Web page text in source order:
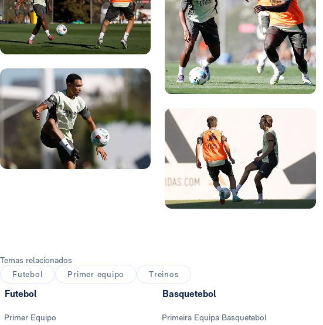
Temas relacionados
Futebol
Primer equipo Treinos
Futebol
Primer Equipo
Basquetebol
Primeira Equipa Basquetebol